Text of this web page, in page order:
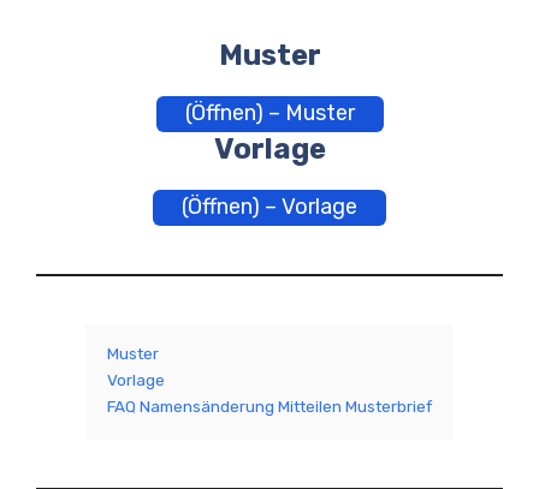
Muster
(Öffnen) – Muster
Vorlage
(Öffnen) – Vorlage
Muster
Vorlage
FAQ Namensänderung Mitteilen Musterbrief